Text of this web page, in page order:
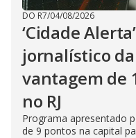
DO R7/04/08/2026
‘Cidade
jornalístico
vantagem de
no RJ
Programa apresentado
de 9 pontos na capital